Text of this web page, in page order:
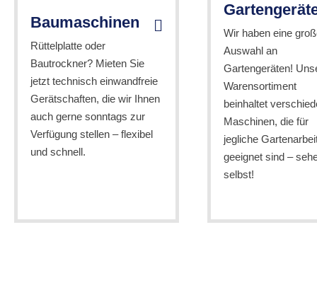
Baumaschinen
Rüttelplatte oder
Bautrockner? Mieten Sie
jetzt technisch einwandfreie
Gerätschaften, die wir Ihnen
auch gerne sonntags zur
Verfügung stellen – flexibel
und schnell.
Wir haben eine
Auswahl an
Gartengeräten!
Warensortiment
beinhaltet
Maschinen, die für
jegliche
geeignet sind –
selbst!